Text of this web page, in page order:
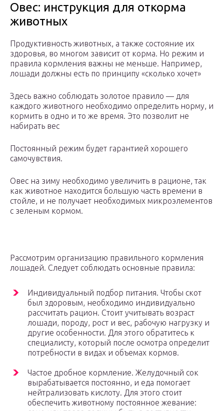
Овес: инструкция для откорма
животных
Продуктивность животных, а также состояние их
здоровья, во многом зависит от корма. Но режим и
правила кормления важны не меньше. Например,
лошади должны есть по принципу «сколько хочет»
Здесь важно соблюдать золотое правило — для
каждого животного необходимо определить норму, и
кормить в одно и то же время. Это позволит не
набирать вес
Постоянный режим будет гарантией хорошего
самочувствия.
Овес на зиму необходимо увеличить в рационе, так
как животное находится большую часть времени в
стойле, и не получает необходимых микроэлементов
с зеленым кормом.
Рассмотрим организацию правильного кормления
лошадей. Следует соблюдать основные правила:
Индивидуальный подбор питания. Чтобы скот
был здоровым, необходимо индивидуально
рассчитать рацион. Стоит учитывать возраст
лошади, породу, рост и вес, рабочую нагрузку и
другие особенности. Для этого обратитесь к
специалисту, который после осмотра определит
потребности в видах и объемах кормов.
Частое дробное кормление. Желудочный сок
вырабатывается постоянно, и еда помогает
нейтрализовать кислоту. Для этого стоит
обеспечить животному постоянное жевание: